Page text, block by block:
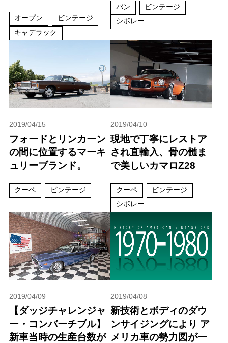
オープン
ビンテージ
キャデラック
バン
ビンテージ
シボレー
2019/04/15
フォードとリンカーン
の間に位置するマーキ
ュリーブランド。
クーペ ビンテージ
2019/04/10
現地で丁寧にレストア
され直輸入、骨の髄ま
で美しいカマロZ28
クーペ
ビンテージ
シボレー
2019/04/09
【ダッジチャレンジャ
ー・コンバーチブル】
新車当時の生産台数が
2019/04/08
新技術とボディのダウ
ンサイジングにより ア
メリカ車の勢力図が一